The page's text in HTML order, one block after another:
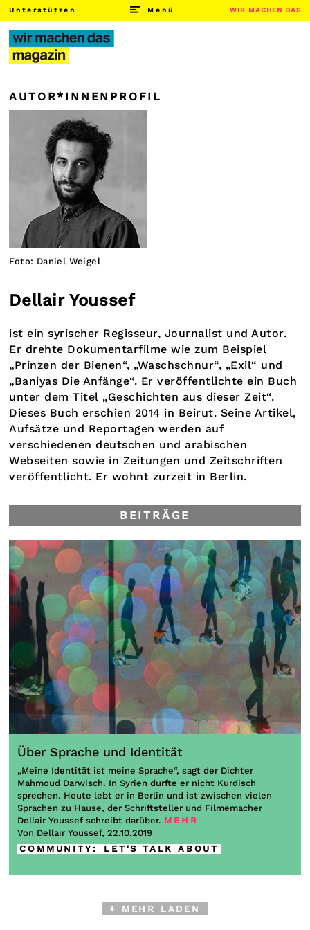
Unterstützen Menü WIR MACHEN DAS
AUTOR*INNENPROFIL
Foto: Daniel Weigel
Dellair Youssef
ist ein syrischer Regisseur, Journalist und Autor.
Er drehte Dokumentarfilme wie zum Beispiel
„Prinzen der Bienen“, „Waschschnur“, „Exil“ und
„Baniyas Die Anfänge“. Er veröffentlichte ein Buch
unter dem Titel „Geschichten aus dieser Zeit“.
Dieses Buch erschien 2014 in Beirut. Seine Artikel,
Aufsätze und Reportagen werden auf
verschiedenen deutschen und arabischen
Webseiten sowie in Zeitungen und Zeitschriften
veröffentlicht. Er wohnt zurzeit in Berlin.
BEITRÄGE
Über Sprache und Identität
„Meine Identität ist meine Sprache“, sagt der Dichter
Mahmoud Darwisch. In Syrien durfte er nicht Kurdisch
sprechen. Heute lebt er in Berlin und ist zwischen vielen
Sprachen zu Hause, der Schriftsteller und Filmemacher
Dellair Youssef schreibt darüber. MEHR
Von Dellair Youssef, 22.10.2019
COMMUNITY : LET'S TALK ABOUT
+ MEHR LADEN